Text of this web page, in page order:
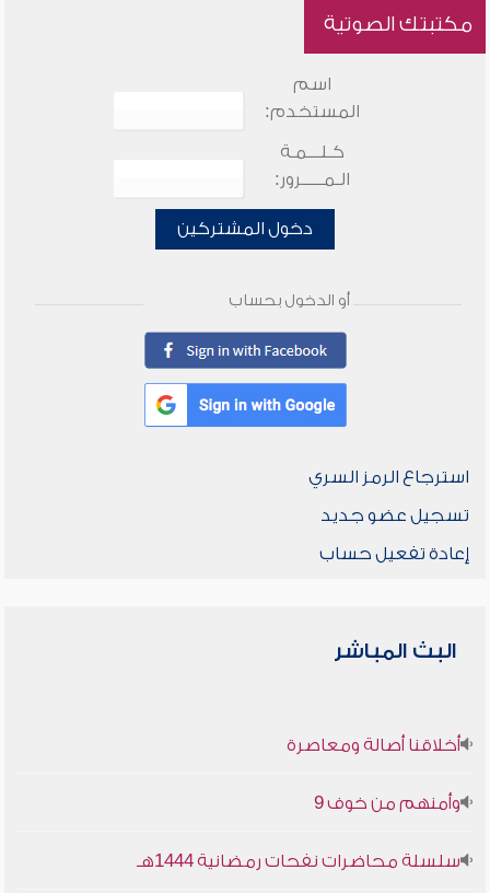
مكتبتك الصوتية
اسم
المستخدم:
كـلـــمـة
الـمـــــرور:
دخول المشتركين
أو الدخول بحساب
استرجاع الرمز السري
تسجيل عضو جديد
إعادة تفعيل حساب
البث المباشر
أخلاقنا أصالة ومعاصرة
وأمنهم من خوف 9
سلسلة محاضرات نفحات رمضانية 1444هـ